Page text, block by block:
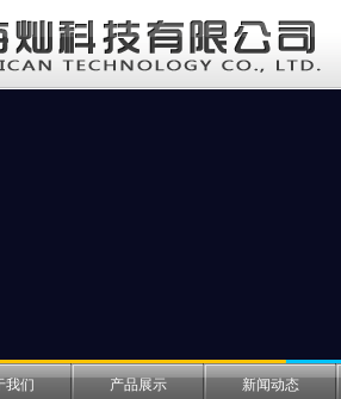
我们 产品展示 新闻动态